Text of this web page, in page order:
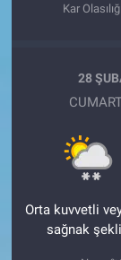
Kar
28
Orta kuvvetli
sağnak